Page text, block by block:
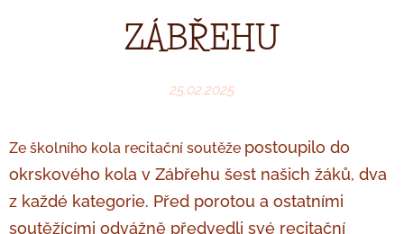
ZÁBŘEHU
25.02.2025
Ze školního kola recitační soutěže postoupilo do
okrskového kola v Zábřehu šest našich žáků, dva
z každé kategorie. Před porotou a ostatními
soutěžícími odvážně předvedli své recitační